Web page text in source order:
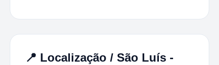
📍 Localização / São Luís -